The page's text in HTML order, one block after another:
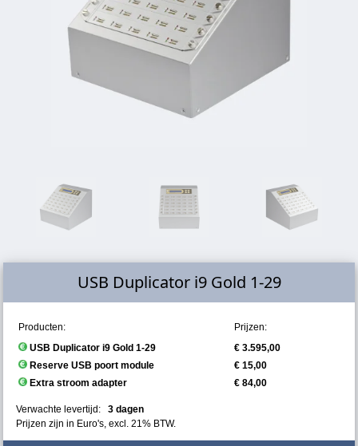
USB Duplicator i9 Gold 1-29
Producten:
Prijzen:
USB Duplicator i9 Gold 1-29
€ 3.595,00
Reserve USB poort module
€ 15,00
Extra stroom adapter
€ 84,00
Verwachte levertijd: 3 dagen
Prijzen zijn in Euro's, excl. 21% BTW.